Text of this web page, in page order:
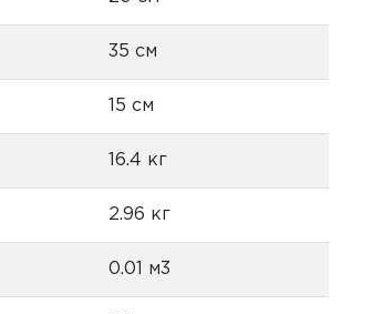
35 см
15 см
16.4 кг
2.96 кг
0.01 м3